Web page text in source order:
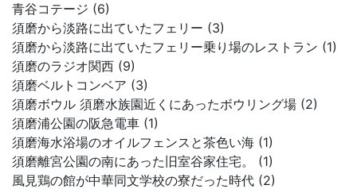
青谷コテージ (6)
須磨から淡路に出ていたフェリー (3)
須磨から淡路に出ていたフェリー乗り場のレストラン (1)
須磨のラジオ関西 (9)
須磨ベルトコンベア (3)
須磨ボウル 須磨水族園近くにあったボウリング場 (2)
須磨浦公園の阪急電車 (1)
須磨海水浴場のオイルフェンスと茶色い海 (1)
須磨離宮公園の南にあった旧室谷家住宅。 (1)
風見鶏の館が中華同文学校の寮だった時代 (2)